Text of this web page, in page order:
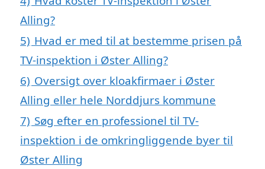
Alling?
5) Hvad er med til at bestemme prisen på
TV-inspektion i Øster Alling?
6) Oversigt over kloakfirmaer i Øster
Alling eller hele Norddjurs kommune
7) Søg efter en professionel til TV-
inspektion i de omkringliggende byer til
Øster Alling